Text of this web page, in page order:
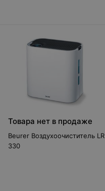
Товара нет в продаже
Beurer Воздухоочиститель LR
330